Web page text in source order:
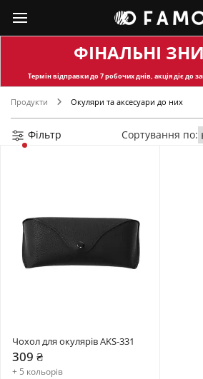
ФІНАЛЬНІ
Термін відправкидо 7 робочих днів, акція діє до
Продукти Окуляри та аксесуари до них
Фільтр Сортування по:
Чохол для окулярів AKS-331
309 ₴
+ 5 кольорів